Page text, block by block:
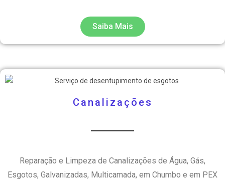
Saiba Mais
Canalizações
Reparação e Limpeza de Canalizações de Água, Gás,
Esgotos, Galvanizadas, Multicamada, em Chumbo e em PEX